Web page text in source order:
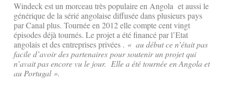
Windeck est un morceau très populaire en Angola et aussi le
générique de la sérié angolaise diffusée dans plusieurs pays
par Canal plus. Tournée en 2012 elle compte cent vingt
épisodes déjà tournés. Le projet a été financé par l’Etat
angolais et des entreprises privées . « au début ce n’était pas
facile d’avoir des partenaires pour soutenir un projet qui
n’avait pas encore vu le jour. Elle a été tournée en Angola et
au Portugal ».